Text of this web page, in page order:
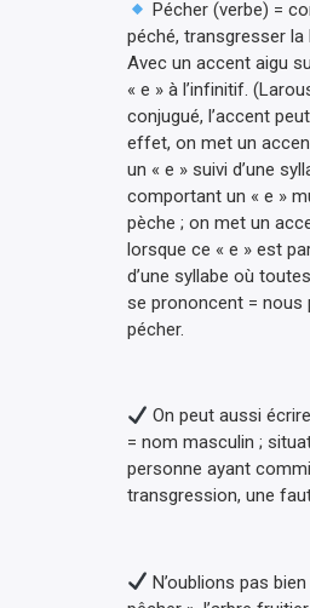
Pécher (verbe) =
péché, transgresser la
Avec un accent aigu
« e » à l’infinitif.
conjugué, l’accent
effet, on met un
un « e » suivi d’une
comportant un « e »
pèche ; on met un
lorsque ce « e » est
d’une syllabe où
se prononcent = nous
pécher.
On peut aussi
= nom masculin ;
personne ayant
transgression, une
N’oublions pas